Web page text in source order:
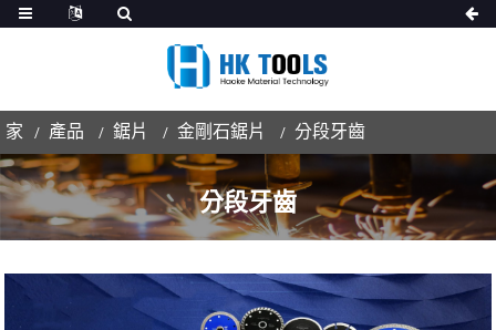
家 產品 鋸片 金剛石鋸片 分段牙齒
分段牙齒